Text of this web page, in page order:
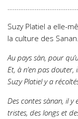
Suzy Platiel a elle-
la culture des Sanan.
Au pays sàn, pour
Et, à n’en pas
Suzy Platiel y a
Des contes sànan, il
tristes, des longs et